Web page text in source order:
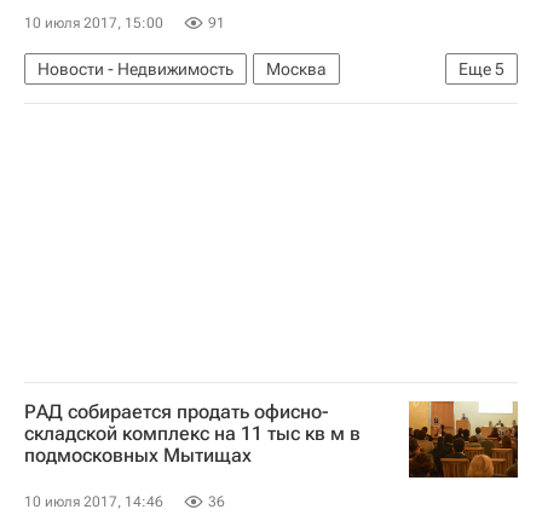
10 июля 2017, 15:00 91
Еще5
Новости - Недвижимость
Москва
Коммерческая недвижимость
Офисы
РАД собирается продать офисно-
складской комплекс на 11 тыс кв м в
подмосковных Мытищах
10 июля 2017, 14:46 36